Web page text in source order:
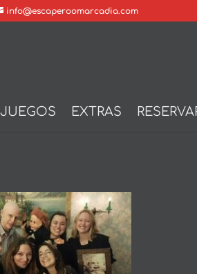
info@escaperoomarcadia.com
JUEGOS EXTRAS